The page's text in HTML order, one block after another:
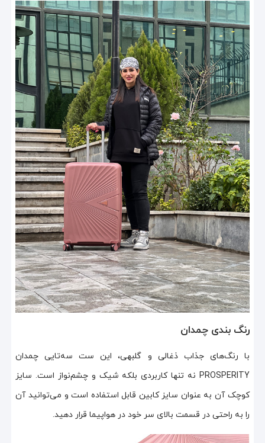
رنگ بندی چمدان
با رنگ‌های جذاب ذغالی و گلبهی، این ست سه‌تایی چمدان
PROSPERITY نه تنها کاربردی بلکه شیک و چشم‌نواز است. سایز
کوچک آن به عنوان سایز کابین قابل استفاده است و می‌توانید آن
را به راحتی در قسمت بالای سر خود در هواپیما قرار دهید.